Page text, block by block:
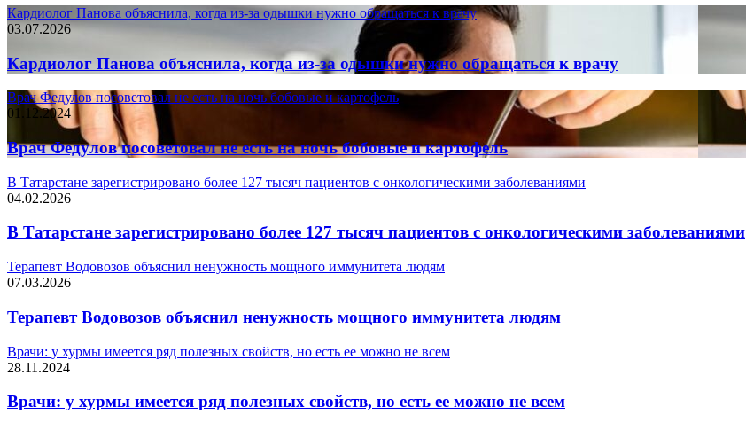
Кардиолог Панова объяснила, когда из-за одышки нужно обращаться к врачу
03.07.2026
Кардиолог Панова объяснила, когда из-за одышки нужно обращаться к врачу
Врач Федулов посоветовал не есть на ночь бобовые и картофель
01.12.2024
Врач Федулов посоветовал не есть на ночь бобовые и картофель
В Татарстане зарегистрировано более 127 тысяч пациентов с онкологическими заболеваниями
04.02.2026
В Татарстане зарегистрировано более 127 тысяч пациентов с онкологическими заболеваниями
Терапевт Водовозов объяснил ненужность мощного иммунитета людям
07.03.2026
Терапевт Водовозов объяснил ненужность мощного иммунитета людям
Врачи: у хурмы имеется ряд полезных свойств, но есть ее можно не всем
28.11.2024
Врачи: у хурмы имеется ряд полезных свойств, но есть ее можно не всем